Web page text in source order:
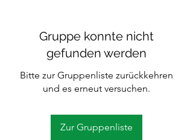
Gruppe konnte nicht
gefunden werden
Bitte zur Gruppenliste zurückkehren
und es erneut versuchen.
Zur Gruppenliste